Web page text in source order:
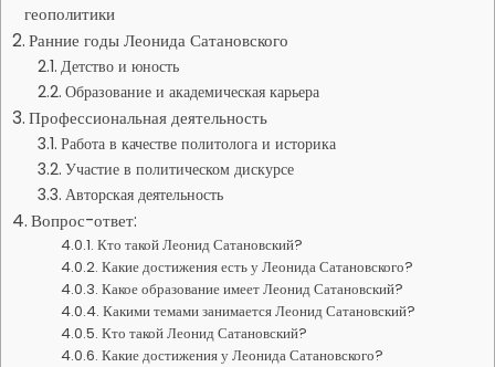
геополитики
Ранние годы Леонида Сатановского
Детство и юность
Образование и академическая карьера
Профессиональная деятельность
Работа в качестве политолога и историка
Участие в политическом дискурсе
Авторская деятельность
Вопрос-ответ:
Кто такой Леонид Сатановский?
Какие достижения есть у Леонида Сатановского?
Какое образование имеет Леонид Сатановский?
Какими темами занимается Леонид Сатановский?
Кто такой Леонид Сатановский?
Какие достижения у Леонида Сатановского?